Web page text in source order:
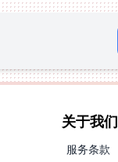
关于我们
服务条款